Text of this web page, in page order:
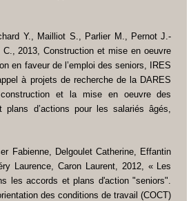
Y., Mailliot S., Parlier M., Pernot J.-
C., 2013,Construction et mise en oeuvre
en faveur de l’emploi des seniors, IRES
à projets de recherche de la DARES
construction et la mise en oeuvre des
plans d’actions pour les salariés âgés,
Fabienne, Delgoulet Catherine, Effantin
Laurence, Caron Laurent, 2012, « Les
les accords et plans d'action "seniors".
des conditions de travail (COCT)